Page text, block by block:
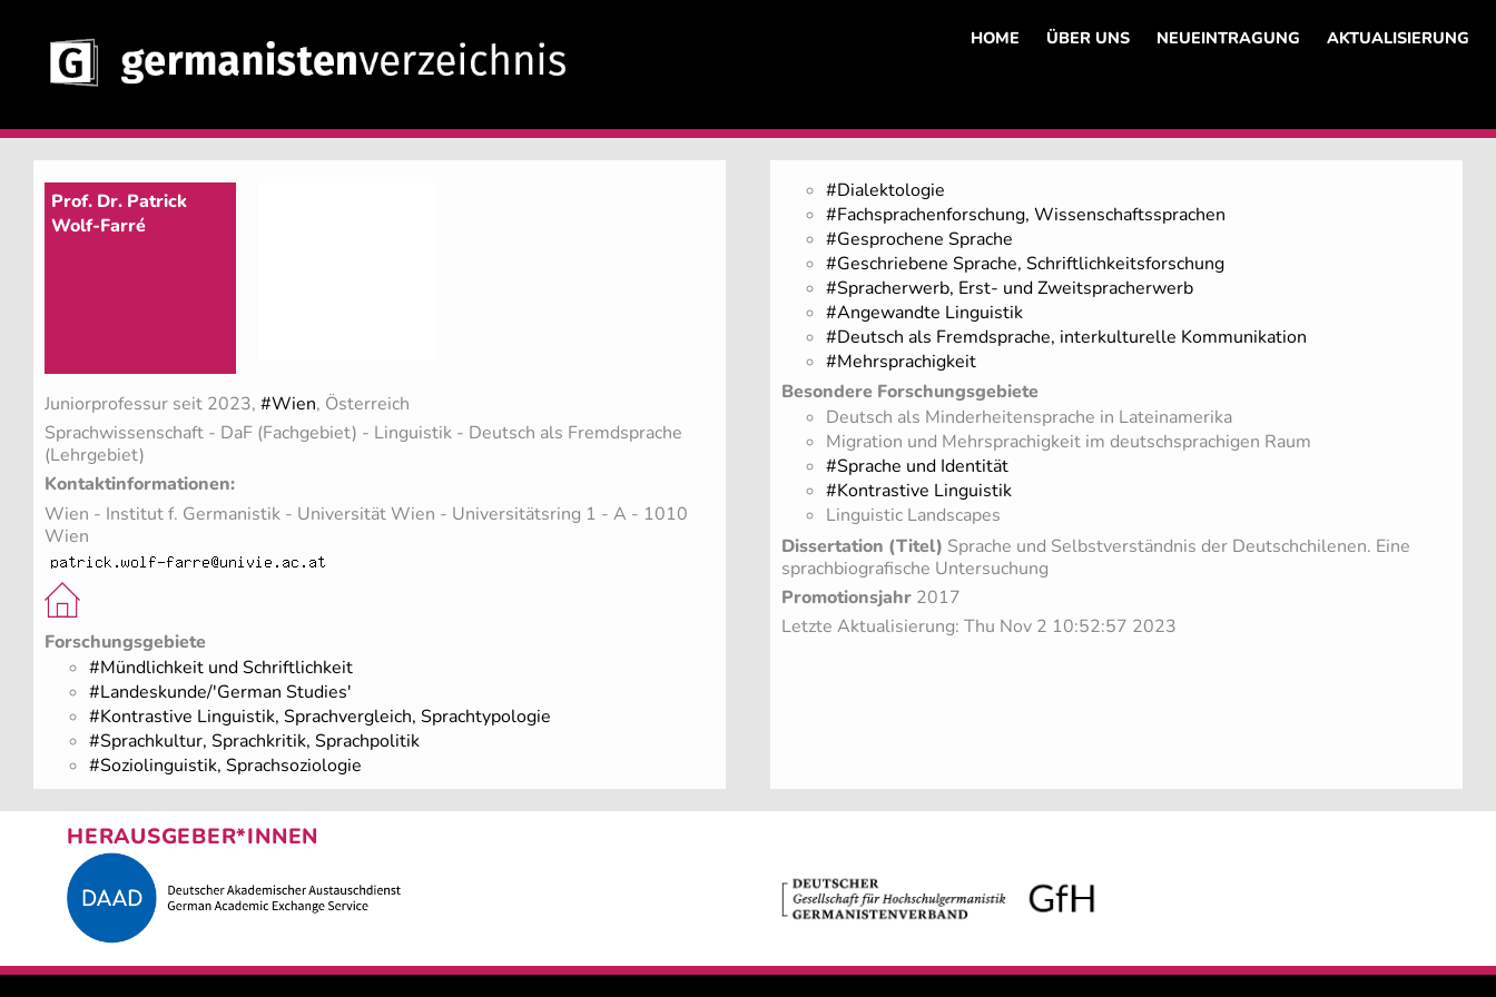
HOME ÜBER UNS NEUEINTRAGUNG AKTUALISIERUNG
Prof. Dr. Patrick
Wolf-Farré
Juniorprofessur seit 2023, #Wien, Österreich
Sprachwissenschaft - DaF (Fachgebiet) - Linguistik - Deutsch als Fremdsprache
(Lehrgebiet)
Kontaktinformationen:
Wien - Institut f. Germanistik - Universität Wien - Universitätsring 1 - A - 1010
Wien
Forschungsgebiete
#Mündlichkeit und Schriftlichkeit
#Landeskunde/'German Studies'
#Kontrastive Linguistik, Sprachvergleich, Sprachtypologie
#Sprachkultur, Sprachkritik, Sprachpolitik
#Soziolinguistik, Sprachsoziologie
#Dialektologie
#Fachsprachenforschung, Wissenschaftssprachen
#Gesprochene Sprache
#Geschriebene Sprache, Schriftlichkeitsforschung
#Spracherwerb, Erst- und Zweitspracherwerb
#Angewandte Linguistik
#Deutsch als Fremdsprache, interkulturelle Kommunikation
#Mehrsprachigkeit
Besondere Forschungsgebiete
Deutsch als Minderheitensprache in Lateinamerika
Migration und Mehrsprachigkeit im deutschsprachigen Raum
#Sprache und Identität
#Kontrastive Linguistik
Linguistic Landscapes
Dissertation (Titel) Sprache und Selbstverständnis der Deutschchilenen. Eine
sprachbiografische Untersuchung
Promotionsjahr 2017
Letzte Aktualisierung: Thu Nov 2 10:52:57 2023
HERAUSGEBER*INNEN